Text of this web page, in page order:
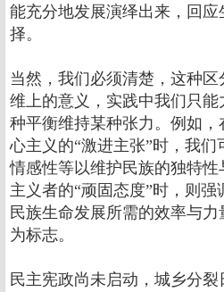
能充分地发展演绎出来，回
择。
当然，我们必须清楚，这种
维上的意义，实践中我们只
种平衡维持某种张力。例如
心主义的“激进主张”时，我们
情感性等以维护民族的独特
主义者的“顽固态度”时，则
民族生命发展所需的效率与
为标志。
民主宪政尚未启动，城乡分